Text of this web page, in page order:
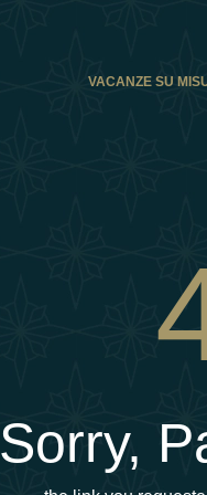
VACANZE SU
Sorry,